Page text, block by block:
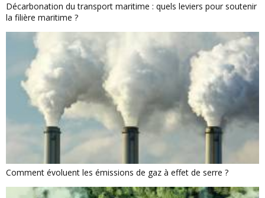
Décarbonation du transport maritime : quels leviers pour soutenir
la filière maritime ?
Comment évoluent les émissions de gaz à effet de serre ?